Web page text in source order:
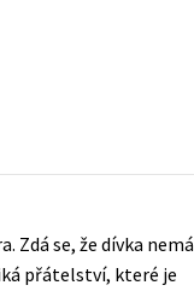
Zdá se, že dívka nemá
přátelství, které je